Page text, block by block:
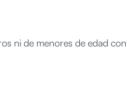
ni de menores de edad